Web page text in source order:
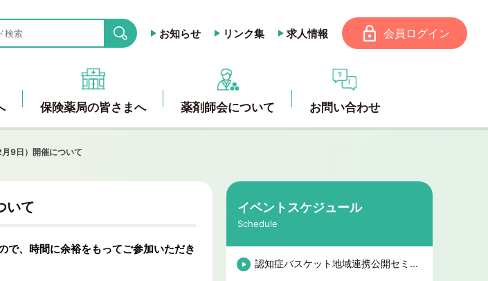
search お知らせ リンク集 求人情報 会員ログイン
保険薬局の皆さまへ 薬剤師会について お問い合わせ
9日）開催について
いて
で、時間に余裕をもってご参加いただき
イベントスケジュール
Schedule
認知症バスケット地域連携公開セミ...